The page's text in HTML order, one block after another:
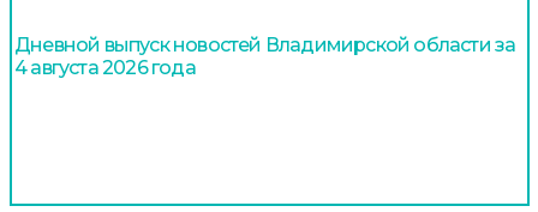
Дневной выпуск новостей Владимирской области за
4 августа 2026 года